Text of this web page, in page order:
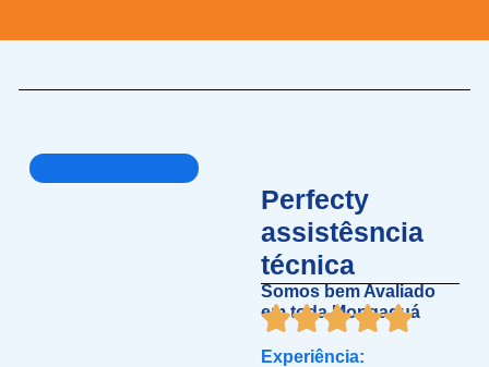
Perfecty
assistêsncia
técnica
Somos bem Avaliado
em toda Mongaguá
Experiência: